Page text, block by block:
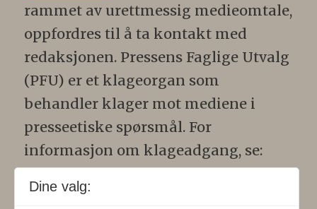
rammet av urettmessig medieomtale,
oppfordres til å ta kontakt med
redaksjonen. Pressens Faglige Utvalg
(PFU) er et klageorgan som
behandler klager mot mediene i
presseetiske spørsmål. For
informasjon om klageadgang, se:
www.presse.no.
Dine valg: